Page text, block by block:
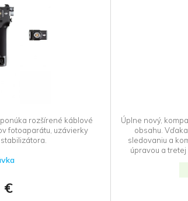
rozšírené káblové
fotoaparátu, uzávierky
€
Úplne nový,
obsahu.
sledovaniu a
úpravou a
Ideálna
profesionálov,